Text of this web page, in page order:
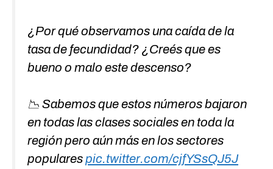
¿Por qué observamos una caída de la
tasa de fecundidad? ¿Creés que es
bueno o malo este descenso?
📉 Sabemos que estos números bajaron
en todas las clases sociales en toda la
región pero aún más en los sectores
popularespic.twitter.com/cjfYSsQJ5J